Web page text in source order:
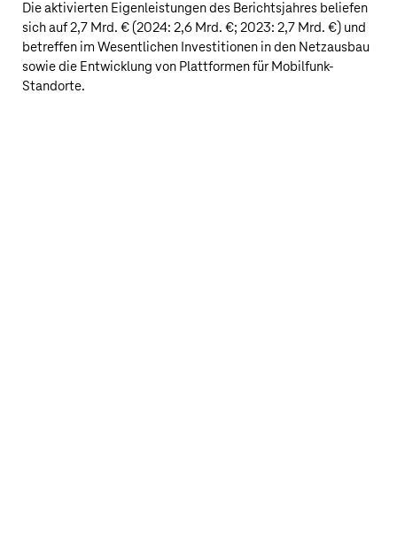
Die aktivierten Eigenleistungen des Berichtsjahres beliefen
sich auf2,7 Mrd. €(2024: 2,6 Mrd. €; 2023: 2,7 Mrd. €) und
betreffen im Wesentlichen Investitionen in den Netzausbau
sowie die Entwicklung von Plattformen für Mobilfunk-
Standorte.